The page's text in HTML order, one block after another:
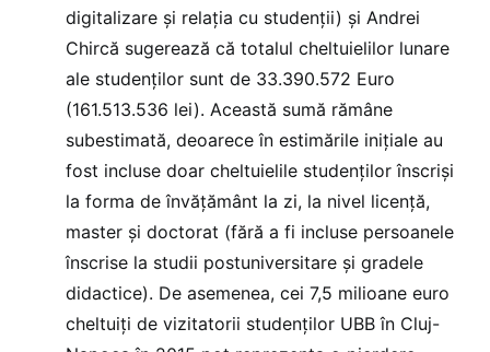
digitalizare și relația cu studenții) și Andrei
Chircă sugerează că totalul cheltuielilor lunare
ale studenților sunt de 33.390.572 Euro
(161.513.536 lei). Această sumă rămâne
subestimată, deoarece în estimările inițiale au
fost incluse doar cheltuielile studenților înscriși
la forma de învățământ la zi, la nivel licență,
master și doctorat (fără a fi incluse persoanele
înscrise la studii postuniversitare și gradele
didactice). De asemenea, cei 7,5 milioane euro
cheltuiți de vizitatorii studenților UBB în Cluj-